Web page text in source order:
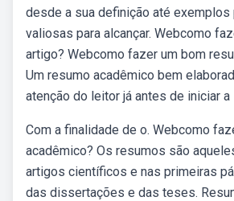
desde a sua definição até
valiosas para alcançar. Webcomo
artigo? Webcomo fazer um bom
Um resumo acadêmico bem
atenção do leitor já antes de iniciar a
Com a finalidade de o. Webcomo
acadêmico? Os resumos são
artigos científicos e nas primeiras
das dissertações e das teses.